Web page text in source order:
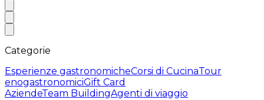
Categorie
Esperienze gastronomicheCorsi di CucinaTour
enogastronomiciGift Card
AziendeTeam BuildingAgenti di viaggio